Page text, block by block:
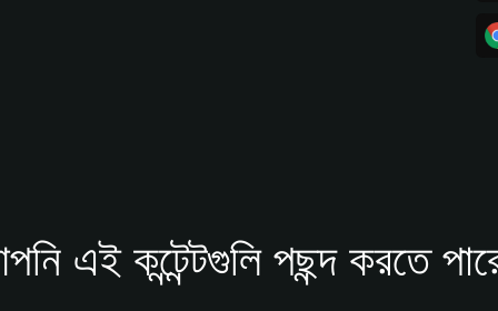
এই কন্টেন্টগুলি পছন্দ করতে